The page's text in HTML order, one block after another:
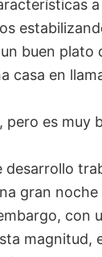
a
buen plato
casa en
pero es muy
desarrollo
gran noche
con
magnitud,